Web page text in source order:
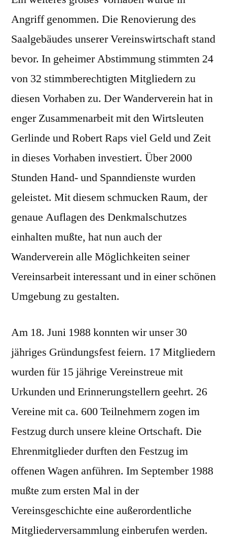
Angriff genommen. Die Renovierung des
Saalgebäudes unserer Vereinswirtschaft stand
bevor. In geheimer Abstimmung stimmten 24
von 32 stimmberechtigten Mitgliedern zu
diesen Vorhaben zu. Der Wanderverein hat in
enger Zusammenarbeit mit den Wirtsleuten
Gerlinde und Robert Raps viel Geld und Zeit
in dieses Vorhaben investiert. Über 2000
Stunden Hand- und Spanndienste wurden
geleistet. Mit diesem schmucken Raum, der
genaue Auflagen des Denkmalschutzes
einhalten mußte, hat nun auch der
Wanderverein alle Möglichkeiten seiner
Vereinsarbeit interessant und in einer schönen
Umgebung zu gestalten.
Am 18. Juni 1988 konnten wir unser 30
jähriges Gründungsfest feiern. 17 Mitgliedern
wurden für 15 jährige Vereinstreue mit
Urkunden und Erinnerungstellern geehrt. 26
Vereine mit ca. 600 Teilnehmern zogen im
Festzug durch unsere kleine Ortschaft. Die
Ehrenmitglieder durften den Festzug im
offenen Wagen anführen. Im September 1988
mußte zum ersten Mal in der
Vereinsgeschichte eine außerordentliche
Mitgliederversammlung einberufen werden.